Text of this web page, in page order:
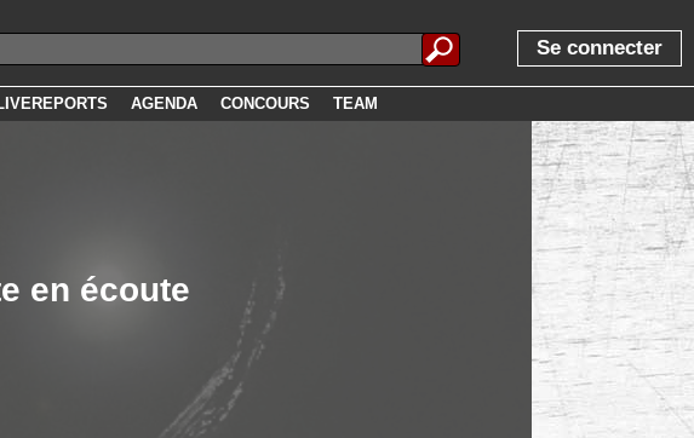
Se connecter
AGENDA CONCOURS TEAM
en écoute